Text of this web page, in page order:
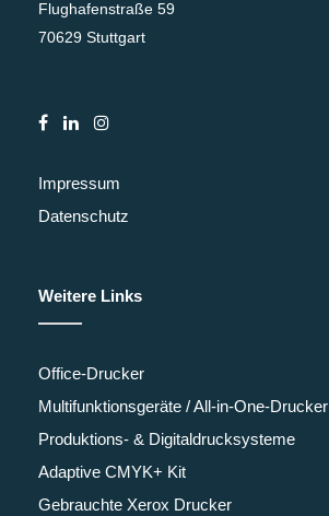
Flughafenstraße 59
70629 Stuttgart
Impressum
Datenschutz
Weitere Links
Office-Drucker
Multifunktionsgeräte / All-in-One-Drucker
Produktions- & Digitaldrucksysteme
Adaptive CMYK+ Kit
Gebrauchte Xerox Drucker